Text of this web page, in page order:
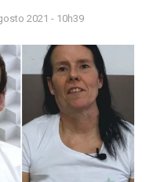
2021 - 10h39